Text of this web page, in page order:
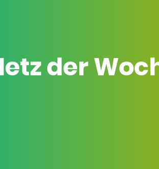
der